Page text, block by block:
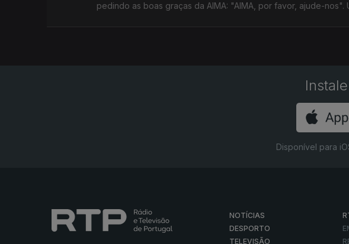
pedindo as boas graças da AIMA: "AIMA, por favor, ajude-nos".
Disponível para
NOTÍCIAS
DESPORTO
TELEVISÃO